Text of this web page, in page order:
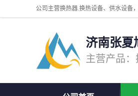
济南张夏